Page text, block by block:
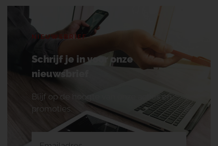
NIEUWSBRIEF
Schrijf je in voor onze
nieuwsbrief
Blijf op de hoogte van onze acties en
promoties.